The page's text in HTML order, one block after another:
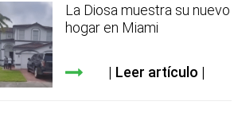
La Diosa muestra su nuevo
hogar en Miami
Leer artículo